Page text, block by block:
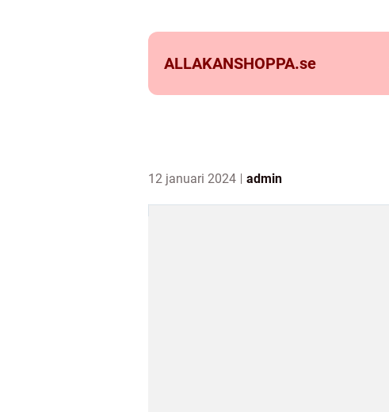
ALLAKANSHOPPA.se
12 januari 2024 admin